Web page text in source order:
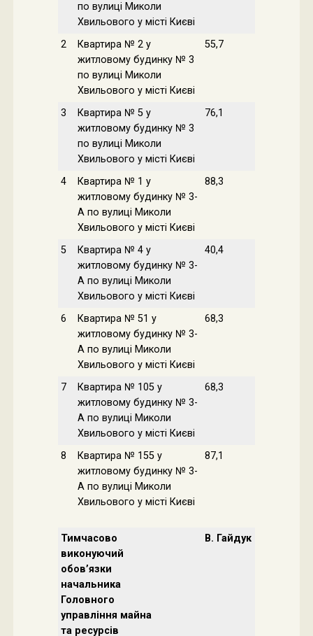
по вулиці Миколи
Хвильового у місті Києві
2
Квартира № 2 у
житловому будинку № 3
по вулиці Миколи
Хвильового у місті Києві
55,7
3
Квартира № 5 у
житловому будинку № 3
по вулиці Миколи
Хвильового у місті Києві
76,1
4
Квартира № 1 у
житловому будинку № 3-
A по вулиці Миколи
Хвильового у місті Києві
88,3
5
Квартира № 4 у
житловому будинку № 3-
A по вулиці Миколи
Хвильового у місті Києві
40,4
6
Квартира № 51 у
житловому будинку № 3-
A по вулиці Миколи
Хвильового у місті Києві
68,3
7
Квартира № 105 у
житловому будинку № 3-
A по вулиці Миколи
Хвильового у місті Києві
68,3
8
Квартира № 155 у
житловому будинку № 3-
A по вулиці Миколи
Хвильового у місті Києві
87,1
Тимчасово
виконуючий
обов’язки
начальника
Головного
управління майна
та ресурсів
В. Гайдук